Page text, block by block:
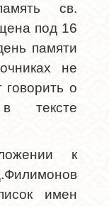
св.
под 16
памяти
не
говорить о
тексте
к
имен